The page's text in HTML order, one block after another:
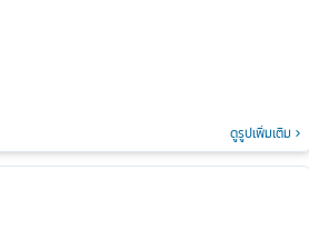
ดูรูปเพิ่มเติม